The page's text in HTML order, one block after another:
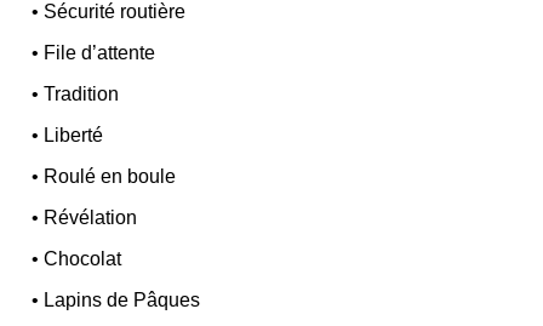
• Sécurité routière
• File d’attente
•Tradition
• Liberté
• Roulé en boule
• Révélation
•Chocolat
• Lapins de Pâques